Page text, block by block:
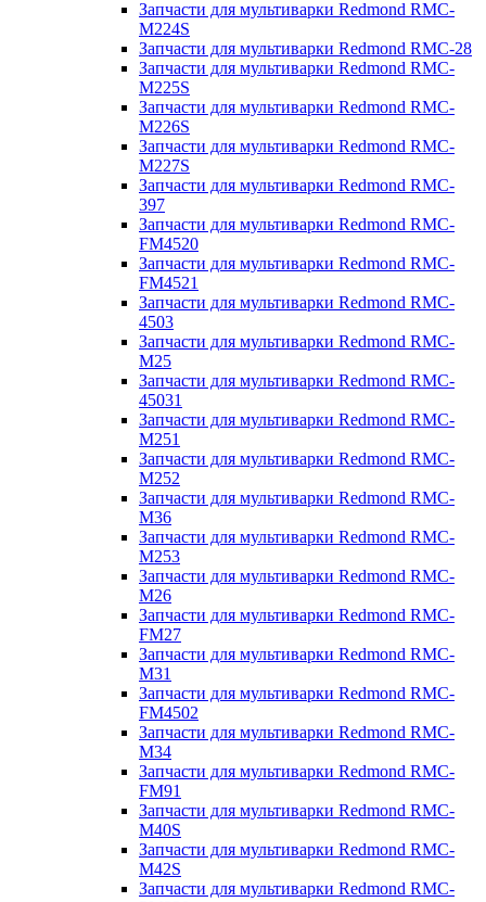
Запчасти для мультиварки Redmond RMC-
M224S
Запчасти для мультиварки Redmond RMC-28
Запчасти для мультиварки Redmond RMC-
M225S
Запчасти для мультиварки Redmond RMC-
M226S
Запчасти для мультиварки Redmond RMC-
M227S
Запчасти для мультиварки Redmond RMC-
397
Запчасти для мультиварки Redmond RMC-
FM4520
Запчасти для мультиварки Redmond RMC-
FM4521
Запчасти для мультиварки Redmond RMC-
4503
Запчасти для мультиварки Redmond RMC-
M25
Запчасти для мультиварки Redmond RMC-
45031
Запчасти для мультиварки Redmond RMC-
M251
Запчасти для мультиварки Redmond RMC-
M252
Запчасти для мультиварки Redmond RMC-
M36
Запчасти для мультиварки Redmond RMC-
M253
Запчасти для мультиварки Redmond RMC-
M26
Запчасти для мультиварки Redmond RMC-
FM27
Запчасти для мультиварки Redmond RMC-
M31
Запчасти для мультиварки Redmond RMC-
FM4502
Запчасти для мультиварки Redmond RMC-
M34
Запчасти для мультиварки Redmond RMC-
FM91
Запчасти для мультиварки Redmond RMC-
M40S
Запчасти для мультиварки Redmond RMC-
M42S
Запчасти для мультиварки Redmond RMC-